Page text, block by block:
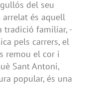
del seu
és aquell
tradició familiar, -
pels carrers, el
remou el cor i
Sant Antoni,
popular, és una